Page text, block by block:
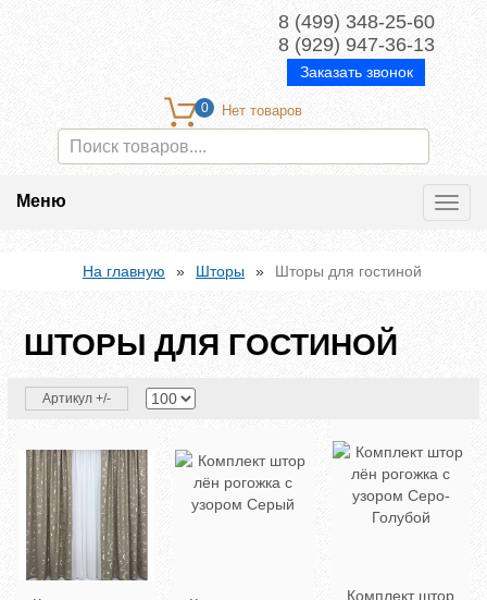
0
8 (499) 348-25-60
8 (929) 947-36-13
Заказать звонок
Меню
На главную » Шторы » Шторы для гостиной
ШТОРЫ ДЛЯ ГОСТИНОЙ
Артикул +/-
Комплект штор